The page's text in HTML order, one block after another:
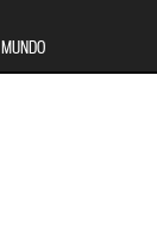
MUNDO